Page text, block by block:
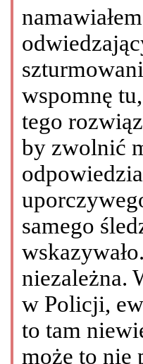
wspomnę
tego
by zwolnić
samego
niezależna.
w Policji,
to tam
może to nie